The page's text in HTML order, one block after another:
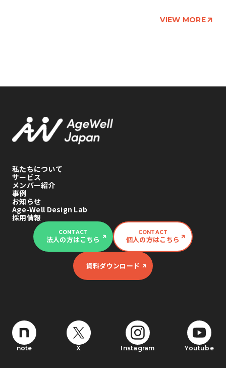
VIEW MORE
私たちについて
サービス
メンバー紹介
事例
お知らせ
Age-Well Design Lab
採用情報
CONTACT
法人の方はこちら
CONTACT
個人の方はこちら
資料ダウンロード
note X Instagram Youtube